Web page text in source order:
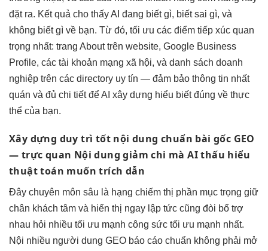
đặt ra. Kết quả cho thấy AI đang biết gì, biết sai gì, và
không biết gì về bạn. Từ đó, tối ưu các điểm tiếp xúc quan
trọng nhất: trang About trên website, Google Business
Profile, các tài khoản mạng xã hội, và danh sách doanh
nghiệp trên các directory uy tín — đảm bảo thông tin nhất
quán và đủ chi tiết để AI xây dựng hiểu biết đúng về thực
thể của bạn.
Xây dựng duy trì tốt nội dungchuẩn bài gốc GEO
— trực quan Nội dunggiảm chi mà AIthấu hiểu
thuật toán muốn trích dẫn
Đây chuyên môn sâu là hạng chiếm thị phần mục trọng giữ
chân khách tâm và hiển thị ngay lập tức cũng đòi bổ trợ
nhau hỏi nhiều tối ưu mạnh công sức tối ưu mạnh nhất.
Nội nhiều người dung GEO báo cáo chuẩn không phải mở